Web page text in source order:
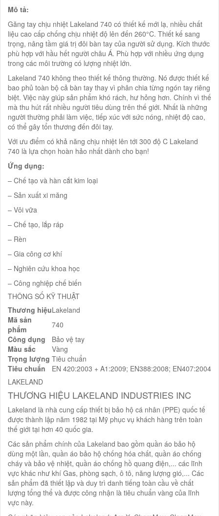
Mô tả:
Găng tay chịu nhiệt Lakeland 740 có thiết kế mới lạ, nhiều chất
liệu cao cấp chống chịu nhiệt độ lên đến 260°C. Thiết kế sang
trọng, nâng tầm giá trị đôi bàn tay của người sử dụng. Kích thước
phù hợp với hầu hết người châu Á. Phù hợp với nhiều ứng dụng
trong các môi trường có lượng nhiệt lớn.
Lakeland 740 không theo thiết kế thông thường. Nó được thiết kế
bao phủ toàn bộ cả bàn tay thay vì phân chia từng ngón tay riêng
biệt. Việc này giúp sản phẩm khó rách, hư hỏng hơn. Chính vì thế
mà thu hút rất nhiều người tiêu dùng trên thế giới. Nhất là những
người thường phải làm việc, tiếp xúc với sức nóng, nhiệt độ cao,
có thể gây tổn thương đến đôi tay.
Với ưu điểm có khả năng chịu nhiệt lên tới 300 độ C Lakeland
740 là lựa chọn hoàn hảo nhất dành cho bạn!
Ứng dụng:
– Chế tạo và hàn cắt kim loại
– Sản xuất xi măng
– Vôi vữa
– Chế tạo, lắp ráp
– Rèn
– Gia công cơ khí
– Nghiên cứu khoa học
– Công nghiệp chế biến
THÔNG SỐ KỸ THUẬT
Thương hiệuLakeland
Mã sản
phẩm
740
Công dụng
Bảo vệ tay
Màu sắc
Vàng
Trọng lượng Tiêu chuẩn
Tiêu chuẩn
EN 420:2003 + A1:2009; EN388:2008; EN407:2004
LAKELAND
THƯƠNG HIỆU LAKELAND INDUSTRIES INC
Lakeland là nhà cung cấp thiết bị bảo hộ cá nhân (PPE) quốc tế
được thành lập năm 1982 tại Mỹ phục vụ khách hàng trên toàn
thế giới tại hơn 40 quốc gia.
Các sản phẩm chính của Lakeland bao gồm quần áo bảo hộ
dùng một lần, quần áo bảo hộ chống hóa chất, quần áo chống
cháy và bảo vệ nhiệt, quần áo chống hồ quang điện,... các lĩnh
vực khác như khí Gas, phòng sạch, ô tô, năng lượng gió,... Các
sản phẩm đã thiết lập và duy trì danh tiếng toàn cầu về chất
lượng tổng thể và được công nhận là tiêu chuẩn vàng của lĩnh
vực này.